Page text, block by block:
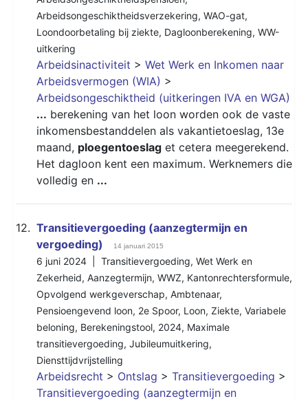
Arbeidsongeschiktheidsverzekering, WAO-gat,
Loondoorbetaling bij ziekte, Dagloonberekening, WW-
uitkering
Arbeidsinactiviteit > Wet Werk en Inkomen naar
Arbeidsvermogen (WIA) >
Arbeidsongeschiktheid (uitkeringen IVA en WGA)
... berekening van het loon worden ook de vaste
inkomensbestanddelen als vakantietoeslag, 13e
maand, ploegentoeslag et cetera meegerekend.
Het dagloon kent een maximum. Werknemers die
volledig en ...
12. Transitievergoeding (aanzegtermijn en
vergoeding)
14 januari 2015
6 juni 2024 | Transitievergoeding, Wet Werk en
Zekerheid, Aanzegtermijn, WWZ, Kantonrechtersformule,
Opvolgend werkgeverschap, Ambtenaar,
Pensioengevend loon, 2e Spoor, Loon, Ziekte, Variabele
beloning, Berekeningstool, 2024, Maximale
transitievergoeding, Jubileumuitkering,
Diensttijdvrijstelling
Arbeidsrecht > Ontslag > Transitievergoeding >
Transitievergoeding (aanzegtermijn en